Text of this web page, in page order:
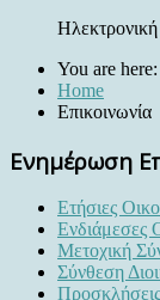
You are here:
Home
Επικοινωνία
Ενημέρωση
Ετήσιες
Ενδιάμεσες
Μετοχική
Σύνθεση